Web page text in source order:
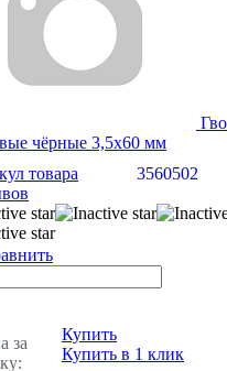
чёрные 3,5x60 мм
товара
3560502
за
Купить
Купить в 1 клик